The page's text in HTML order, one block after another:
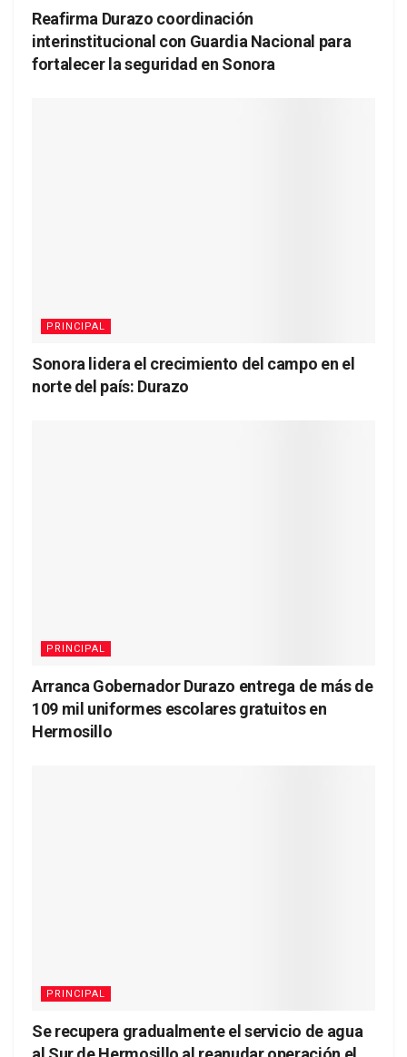
Reafirma Durazo coordinación
interinstitucional con Guardia Nacional para
fortalecer la seguridad en Sonora
PRINCIPAL
Sonora lidera el crecimiento del campo en el
norte del país: Durazo
PRINCIPAL
Arranca Gobernador Durazo entrega de más de
109 mil uniformes escolares gratuitos en
Hermosillo
PRINCIPAL
Se recupera gradualmente el servicio de agua